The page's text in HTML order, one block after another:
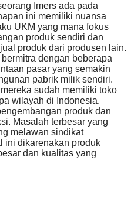
Imers ada pada
ini memiliki nuansa
UKM yang mana fokus
produk sendiri dan
produk dari produsen lain.
dengan beberapa
pasar yang semakin
pabrik milik sendiri.
sudah memiliki toko
wilayah di Indonesia.
produk dan
Masalah terbesar yang
melawan sindikat
ini dikarenakan produk
dan kualitas yang